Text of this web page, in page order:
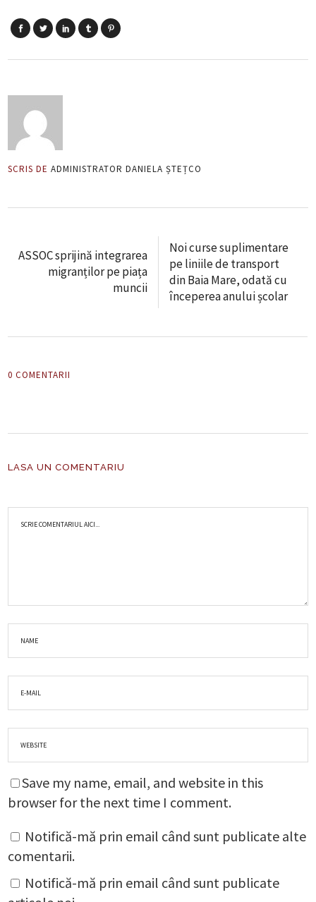
SCRIS DE ADMINISTRATOR DANIELA ȘTEȚCO
ASSOC sprijină integrarea
migranților pe piața
muncii
Noi curse suplimentare
pe liniile de transport
din Baia Mare, odată cu
începerea anului școlar
0 COMENTARII
LASA UN COMENTARIU
Save my name, email, and website in this
browser for the next time I comment.
Notifică-mă prin email când sunt publicate alte
comentarii.
Notifică-mă prin email când sunt publicate